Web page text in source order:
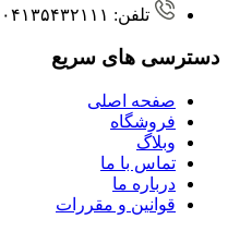
تلفن: ۰۴۱۳۵۴۳۲۱۱۱
دسترسی های سریع
صفحه اصلی
فروشگاه
وبلاگ
تماس با ما
درباره ما
قوانین و مقررات